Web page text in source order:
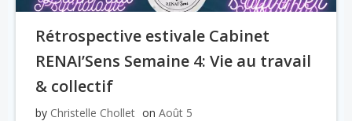
Rétrospective estivale Cabinet
RENAI’Sens Semaine 4: Vie au travail
& collectif
by Christelle Chollet on Août 5